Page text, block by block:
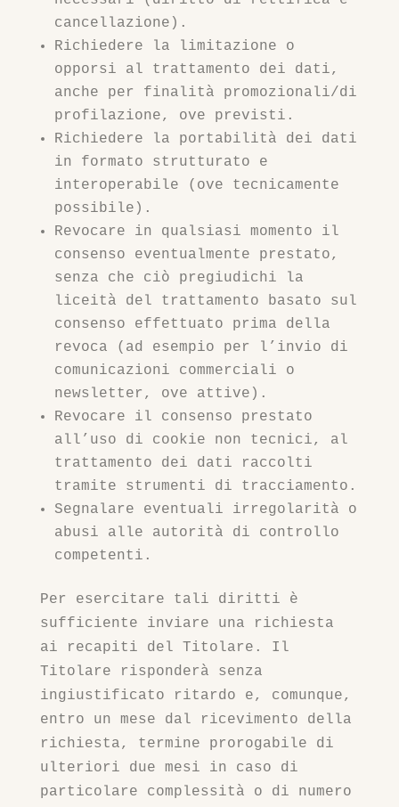
cancellazione).
Richiedere la limitazione o
opporsi al trattamento dei dati,
anche per finalità promozionali/di
profilazione, ove previsti.
Richiedere la portabilità dei dati
in formato strutturato e
interoperabile (ove tecnicamente
possibile).
Revocare in qualsiasi momento il
consenso eventualmente prestato,
senza che ciò pregiudichi la
liceità del trattamento basato sul
consenso effettuato prima della
revoca (ad esempio per l’invio di
comunicazioni commerciali o
newsletter, ove attive).
Revocare il consenso prestato
all’uso di cookie non tecnici, al
trattamento dei dati raccolti
tramite strumenti di tracciamento.
Segnalare eventuali irregolarità o
abusi alle autorità di controllo
competenti.
Per esercitare tali diritti è
sufficiente inviare una richiesta
ai recapiti del Titolare. Il
Titolare risponderà senza
ingiustificato ritardo e, comunque,
entro un mese dal ricevimento della
richiesta, termine prorogabile di
ulteriori due mesi in caso di
particolare complessità o di numero